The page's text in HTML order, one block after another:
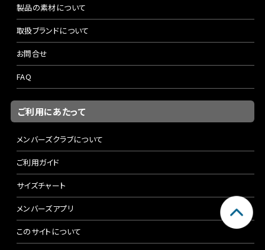
製品の素材について
取扱ブランドについて
お問合せ
FAQ
ご利用にあたって
メンバーズクラブについて
ご利用ガイド
サイズチャート
メンバーズアプリ
このサイトについて